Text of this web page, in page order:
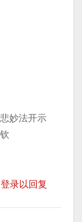
妙法开示
登录以回复